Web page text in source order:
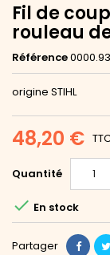
Fil de
rouleau
Référence
origine STIHL
48,20 €
Quantité
 En stock
Partager